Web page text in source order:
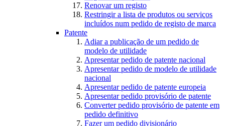
Renovar um registo
Restringir a lista de produtos ou serviços
incluídos num pedido de registo de marca
Patente
Adiar a publicação de um pedido de
modelo de utilidade
Apresentar pedido de patente nacional
Apresentar pedido de modelo de utilidade
nacional
Apresentar pedido de patente europeia
Apresentar pedido provisório de patente
Converter pedido provisório de patente em
pedido definitivo
Fazer um pedido divisionário